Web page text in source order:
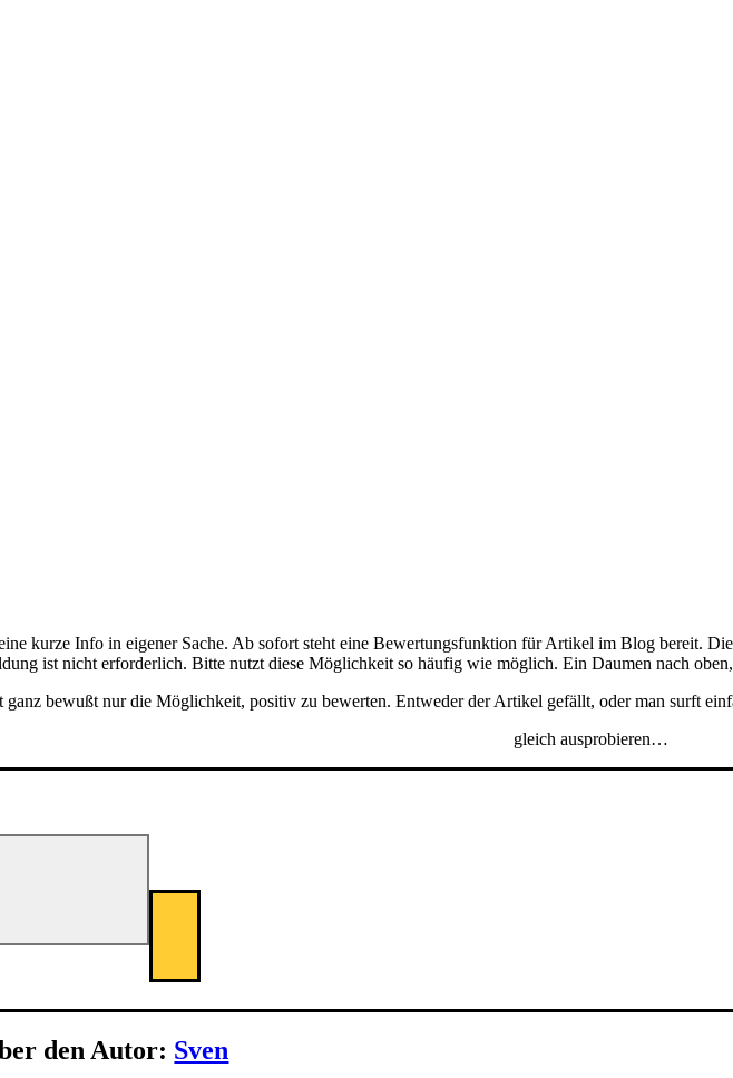
kurze Info in eigener Sache. Ab sofort steht eine Bewertungsfunktion für Artikel im Blog bereit.
ist nicht erforderlich. Bitte nutzt diese Möglichkeit so häufig wie möglich. Ein Daumen nach
ganz bewußt nur die Möglichkeit, positiv zu bewerten. Entweder der Artikel gefällt, oder man surft
gleich ausprobieren…
den Autor: Sven